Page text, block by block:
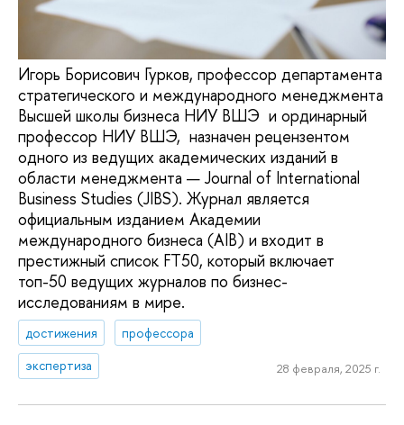
Игорь Борисович Гурков, профессор департамента
стратегического и международного менеджмента
Высшей школы бизнеса НИУ ВШЭ и ординарный
профессор НИУ ВШЭ, назначен рецензентом
одного из ведущих академических изданий в
области менеджмента — Journal of International
Business Studies (JIBS). Журнал является
официальным изданием Академии
международного бизнеса (AIB) и входит в
престижный список FT50, который включает
топ-50 ведущих журналов по бизнес-
исследованиям в мире.
достижения
профессора
экспертиза
28 февраля, 2025 г.